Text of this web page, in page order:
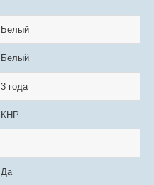
Белый
Белый
3 года
КНР
Да